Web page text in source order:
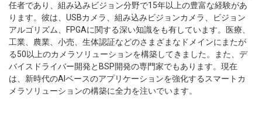
任者であり、組み込みビジョン分野で15年以上の豊富な経験があ
ります。彼は、USBカメラ、組み込みビジョンカメラ、ビジョン
アルゴリズム、FPGAに関する深い知識をも有しています。医療、
工業、農業、小売、生体認証などのさまざまなドメインにまたが
る50以上のカメラソリューションを構築してきました。また、デ
バイスドライバー開発とBSP開発の専門家でもあります。現在
は、新時代のAIベースのアプリケーションを強化するスマートカ
メラソリューションの構築に全力を注いでいます。